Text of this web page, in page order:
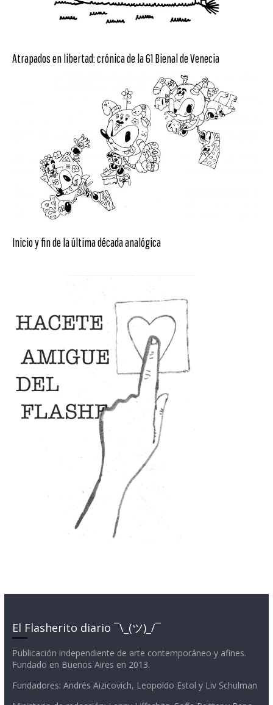
Atrapados en libertad: crónica de la 61 Bienal de Venecia
Inicio y fin de la última década analógica
El Flasherito diario ¯\_(ツ)_/¯
Publicación independiente de arte contemporáneo y afines.
Fundado en Buenos Aires en 2013.
Fundadores: Andrés Aizicovich, Leopoldo Estol y Liv Schulman